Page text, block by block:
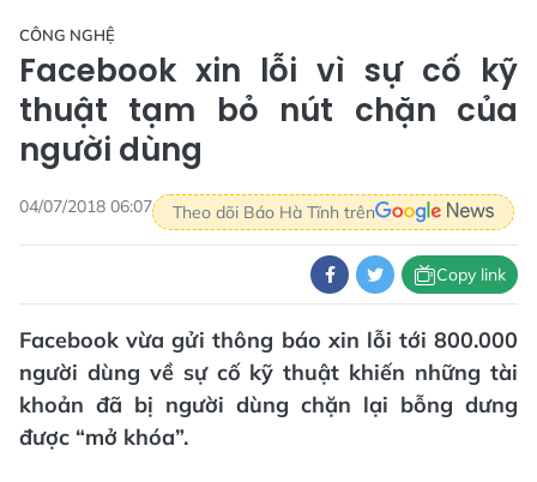
CÔNG NGHỆ
Facebook xin lỗi vì sự cố kỹ
thuật tạm bỏ nút chặn của
người dùng
04/07/2018 06:07 Theo dõi Báo Hà Tĩnh trên
Copy link
Facebook vừa gửi thông báo xin lỗi tới 800.000
người dùng về sự cố kỹ thuật khiến những tài
khoản đã bị người dùng chặn lại bỗng dưng
được “mở khóa”.